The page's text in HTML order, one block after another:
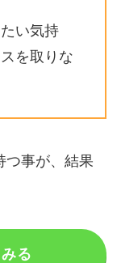
い気持
を取りな
つ事が、結果
る